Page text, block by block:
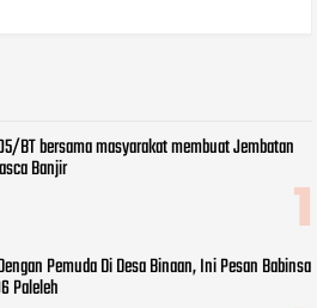
BT bersama masyarakat membuat Jembatan
Banjir
Pemuda Di Desa Binaan, Ini Pesan Babinsa
Paleleh